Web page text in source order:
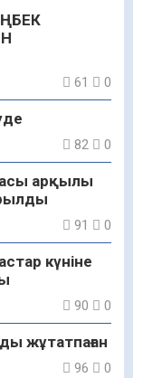
61 0
82 0
арқылы
91 0
күніне
90 0
жұтатпаған
96 0